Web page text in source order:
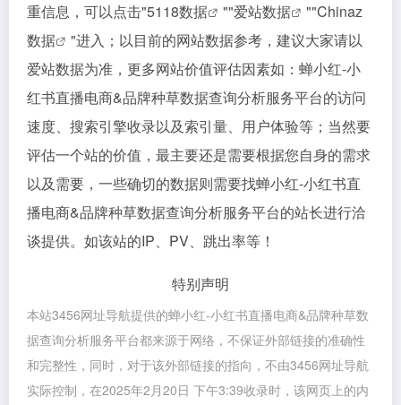
重信息，可以点击"5118数据 ""爱站数据 ""Chinaz
数据
"进入；以目前的网站数据参考，建议大家请以
爱站数据为准，更多网站价值评估因素如：蝉小红-小
红书直播电商&品牌种草数据查询分析服务平台的访问
速度、搜索引擎收录以及索引量、用户体验等；当然要
评估一个站的价值，最主要还是需要根据您自身的需求
以及需要，一些确切的数据则需要找蝉小红-小红书直
播电商&品牌种草数据查询分析服务平台的站长进行洽
谈提供。如该站的IP、PV、跳出率等！
特别声明
本站3456网址导航提供的蝉小红-小红书直播电商&品牌种草数
据查询分析服务平台都来源于网络，不保证外部链接的准确性
和完整性，同时，对于该外部链接的指向，不由3456网址导航
实际控制，在2025年2月20日 下午3:39收录时，该网页上的内